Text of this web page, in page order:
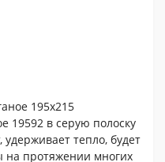
195x215
19592 в серую полоску
тепло, будет
на протяжении многих